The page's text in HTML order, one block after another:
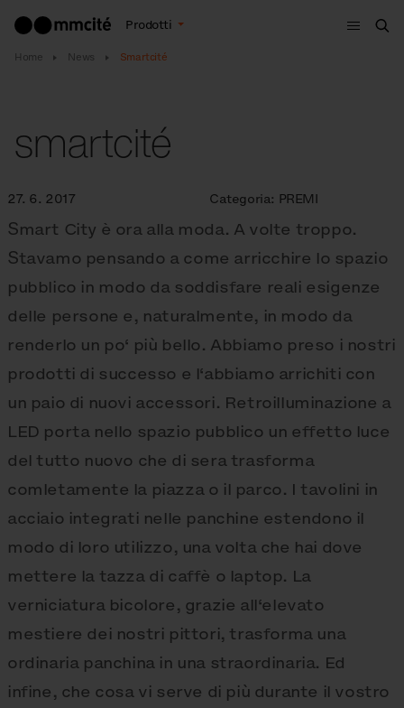
Prodotti
Menù
Home News Smartcité
smartcité
27. 6. 2017 Categoria: PREMI
Smart City è ora alla moda. A volte troppo.
Stavamo pensando a come arricchire lo spazio
pubblico in modo da soddisfare reali esigenze
delle persone e, naturalmente, in modo da
renderlo un po‘ più bello. Abbiamo preso i nostri
prodotti di successo e l‘abbiamo arrichiti con
un paio di nuovi accessori. Retroilluminazione a
LED porta nello spazio pubblico un effetto luce
del tutto nuovo che di sera trasforma
comletamente la piazza o il parco. I tavolini in
acciaio integrati nelle panchine estendono il
modo di loro utilizzo, una volta che hai dove
mettere la tazza di caffè o laptop. La
verniciatura bicolore, grazie all‘elevato
mestiere dei nostri pittori, trasforma una
ordinaria panchina in una straordinaria. Ed
infine, che cosa vi serve di più durante il vostro